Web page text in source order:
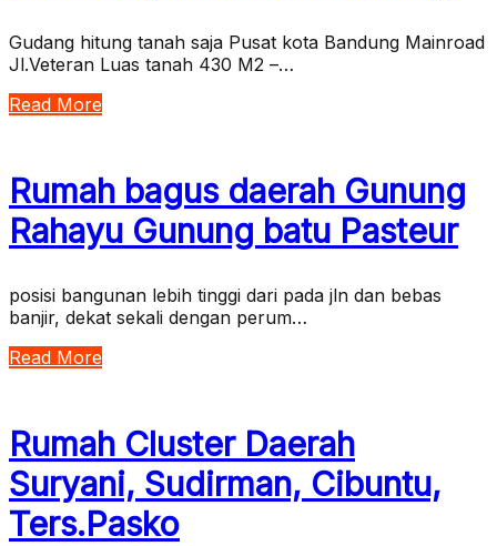
Gudang hitung tanah saja Pusat kota Bandung Mainroad
Jl.Veteran Luas tanah 430 M2 –…
Read More
Rumah bagus daerah Gunung
Rahayu Gunung batu Pasteur
posisi bangunan lebih tinggi dari pada jln dan bebas
banjir, dekat sekali dengan perum…
Read More
Rumah Cluster Daerah
Suryani, Sudirman, Cibuntu,
Ters.Pasko